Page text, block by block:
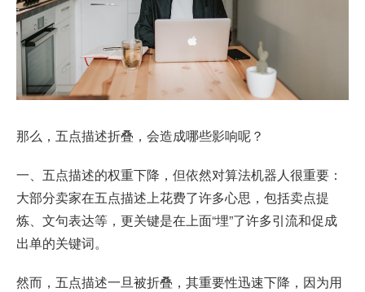
那么，五点描述折叠，会造成哪些影响呢？
一、五点描述的权重下降，但依然对算法机器人很重要：
大部分卖家在五点描述上花费了许多心思，包括卖点提
炼、文句表达等，更关键是在上面“埋”了许多引流和促成
出单的关键词。
然而，五点描述一旦被折叠，其重要性迅速下降，因为用